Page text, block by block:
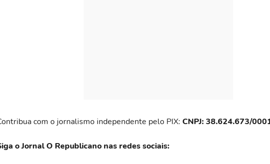
com o jornalismo independente pelo PIX: CNPJ: 38.624.673/
o Jornal O Republicano nas redes sociais: